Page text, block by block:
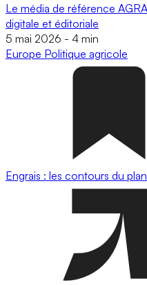
Le média de référence
digitale et éditoriale
5 mai 2026 - 4 min
Europe Politique agricole
Engrais : les contours du